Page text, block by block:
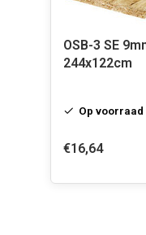
OSB-3 SE
244x122cm
Op voorraad
€16,64